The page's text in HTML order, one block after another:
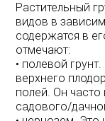
Растительный
видов в
содержатся в
отмечают:
• полевой
верхнего
полей. Он часто
садового/